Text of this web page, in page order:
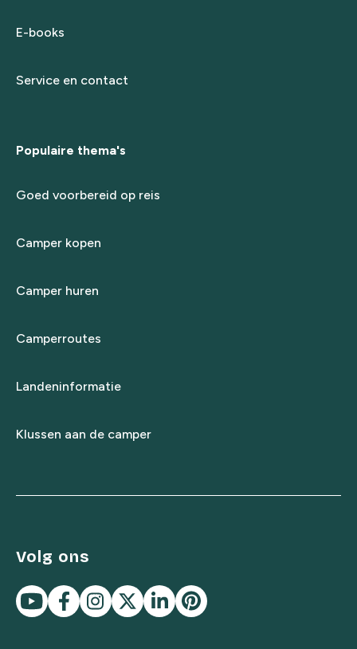
E-books
Service en contact
Populaire thema's
Goed voorbereid op reis
Camper kopen
Camper huren
Camperroutes
Landeninformatie
Klussen aan de camper
Volg ons